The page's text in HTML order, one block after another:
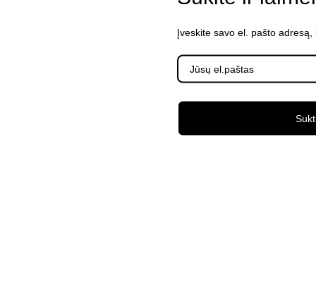
Įveskite savo el. pašto